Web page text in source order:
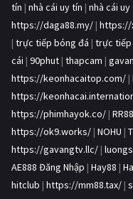
tín | nhà cái uy tín | nhà cái uy
https://daga88.my/ | https://
| trực tiếp bóng đá | trực tiếp
cái | 90phut | thapcam |
https://keonhacaitop.com/ |
https://
https://phimhayok.co/ | RR88
https://ok9.works/ | NOHU |
https://gavangtv.llc/ |
AE888 Đăng Nhập | Hay88 |
hitclub | https://mm88.tax/ |